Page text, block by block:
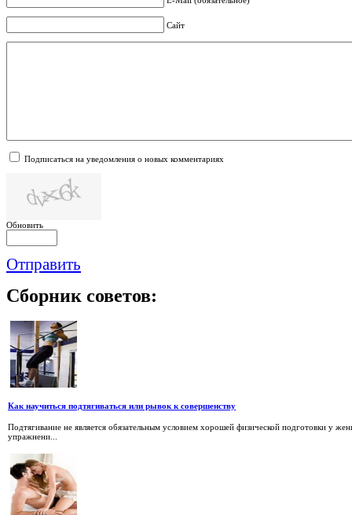
Сайт
Подписаться на уведомления о новых комментариях
Обновить
Отправить
Сборник советов:
Как научиться подтягиваться или рывок к совершенству
Подтягивание не является обязательным условием хорошей физической подготовки у
упражнени...